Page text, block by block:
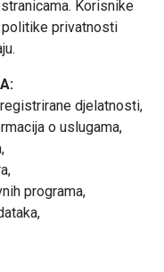
Korisnike
privatnosti
djelatnosti,
o uslugama,
programa,